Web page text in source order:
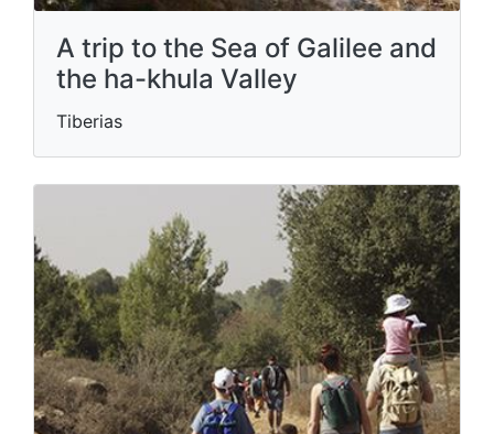
A trip to the Sea of ​​Galilee and
the ha-khula Valley
Tiberias